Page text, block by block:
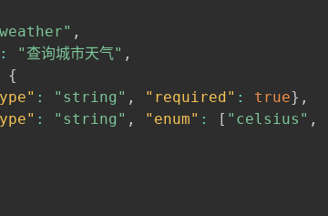
,
: "查询城市天气" ,
{
: "string" , "required" : true} ,
: "string" , "enum" : [ "celsius" ,